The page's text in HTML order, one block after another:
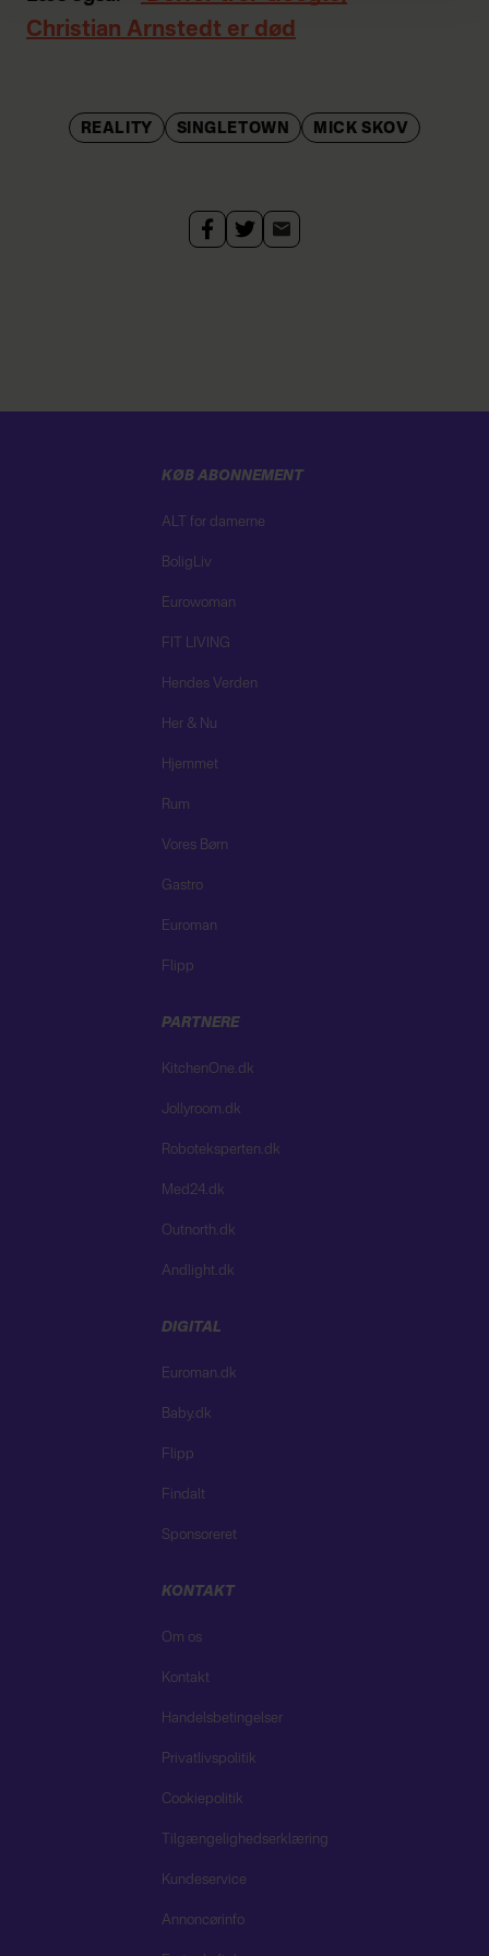
Christian Arnstedt er død
REALITY SINGLETOWN MICK SKOV
KØB ABONNEMENT
ALT for damerne
BoligLiv
Eurowoman
FIT LIVING
Hendes Verden
Her & Nu
Hjemmet
Rum
Vores Børn
Gastro
Euroman
Flipp
PARTNERE
KitchenOne.dk
Jollyroom.dk
Roboteksperten.dk
Med24.dk
Outnorth.dk
Andlight.dk
DIGITAL
Euroman.dk
Baby.dk
Flipp
Findalt
Sponsoreret
KONTAKT
Om os
Kontakt
Handelsbetingelser
Privatlivspolitik
Cookiepolitik
Tilgængelighedserklæring
Kundeservice
Annoncørinfo